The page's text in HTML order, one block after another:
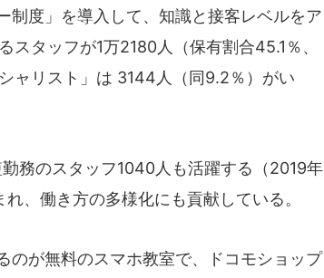
度」を導入して、知識と接客レベルをア
タッフが1万2180人（保有割合45.1％、
ャリスト」は 3144人（同9.2％）がい
務のスタッフ1040人も活躍する（2019年
、働き方の多様化にも貢献している。
が無料のスマホ教室で、ドコモショップ